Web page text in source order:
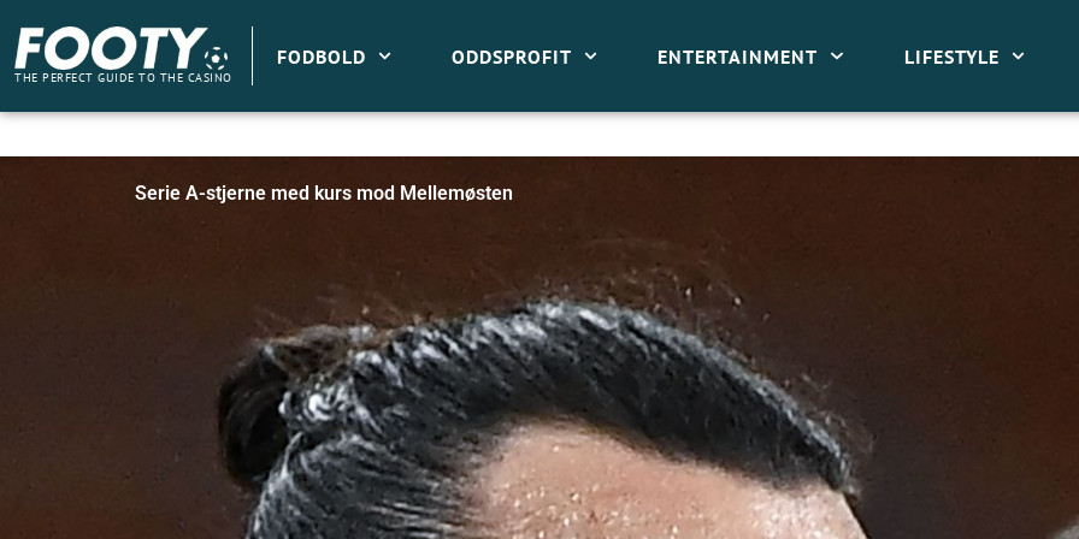
indholdet
THE PERFECT GUIDE TO THE CASINO
FODBOLD ODDSPROFIT ENTERTAINMENT LIFESTYLE
Serie A-stjerne med kurs mod Mellemøsten